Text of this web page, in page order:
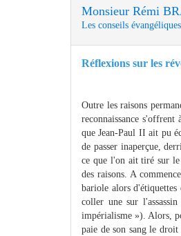
Monsieur Rémi
Les conseils évangéliques
Réflexions sur les
Outre les raisons
reconnaissance
que Jean-Paul II ait pu
de passer inaperçue,
ce que l'on ait tiré sur
des raisons. A
bariole alors
coller une sur
impérialisme »). Alors,
paie de son sang le